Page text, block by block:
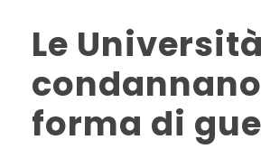
Le Università
forma di